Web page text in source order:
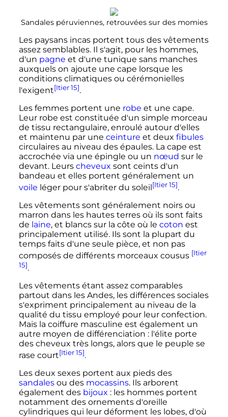
Sandales péruviennes, retrouvées sur des momies
Les paysans incas portent tous des vêtements
assez semblables. Il s'agit, pour les hommes,
d'un pagne et d'une tunique sans manches
auxquels on ajoute une cape lorsque les
conditions climatiques ou cérémonielles
l'exigent[Itier 15].
Les femmes portent une robe et une cape.
Leur robe est constituée d'un simple morceau
de tissu rectangulaire, enroulé autour d'elles
et maintenu par une ceinture et deux fibules
circulaires au niveau des épaules. La cape est
accrochée via une épingle ou un nœud sur le
devant. Leurs cheveux sont ceints d'un
bandeau et elles portent généralement un
voile léger pour s'abriter du soleil [Itier 15].
Les vêtements sont généralement noirs ou
marron dans les hautes terres où ils sont faits
de laine, et blancs sur la côte où le coton est
principalement utilisé. Ils sont la plupart du
temps faits d'une seule pièce, et non pas
composés de différents morceaux cousus [Itier
15].
Les vêtements étant assez comparables
partout dans les Andes, les différences sociales
s'expriment principalement au niveau de la
qualité du tissu employé pour leur confection.
Mais la coiffure masculine est également un
autre moyen de différenciation : l'élite porte
des cheveux très longs, alors que le peuple se
rase court[Itier 15].
Les deux sexes portent aux pieds des
sandalesou des mocassins. Ils arborent
également des bijoux : les hommes portent
notamment des ornements d'oreille
cylindriques qui leur déforment les lobes, d'où